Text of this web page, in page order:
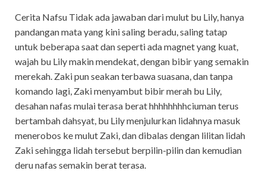
Cerita Nafsu Tidak ada jawaban dari mulut bu Lily, hanya
pandangan mata yang kini saling beradu, saling tatap
untuk beberapa saat dan seperti ada magnet yang kuat,
wajah bu Lily makin mendekat, dengan bibir yang semakin
merekah. Zaki pun seakan terbawa suasana, dan tanpa
komando lagi, Zaki menyambut bibir merah bu Lily,
desahan nafas mulai terasa berat hhhhhhhhciuman terus
bertambah dahsyat, bu Lily menjulurkan lidahnya masuk
menerobos ke mulut Zaki, dan dibalas dengan lilitan lidah
Zaki sehingga lidah tersebut berpilin-pilin dan kemudian
deru nafas semakin berat terasa.